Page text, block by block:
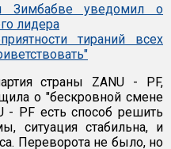
Зимбабве уведомил о
лидера
тираний всех
страны ZANU - PF,
о "бескровной смене
- PF есть способ решить
ситуация стабильна, и
Переворота не было, но